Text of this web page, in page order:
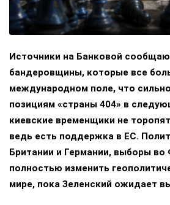
Источники на Банковой
бандеровщины, которые все
международном поле, что
позициям «страны 404» в
киевские временщики не
ведь есть поддержка в ЕС.
Британии и Германии, выборы во
полностью изменить
мире, пока Зеленский ожидает